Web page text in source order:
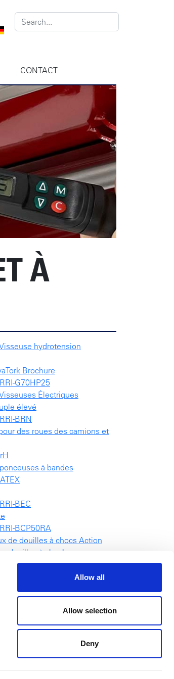
Allow all
Allow selection
Deny
CONTACT
À
hydrotension
Brochure
G70HP25
Électriques
élevé
BRN
des roues des camions et
à bandes
BEC
BCP50RA
de douilles à chocs Action
douilles à choc"
palans Red Rooster